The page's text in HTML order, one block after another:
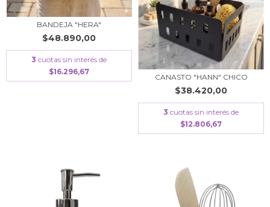
BANDEJA "HERA"
$48.890,00
3 cuotas sin interés de
$16.296,67
CANASTO "HANN" CHICO
$38.420,00
3 cuotas sin interés de
$12.806,67